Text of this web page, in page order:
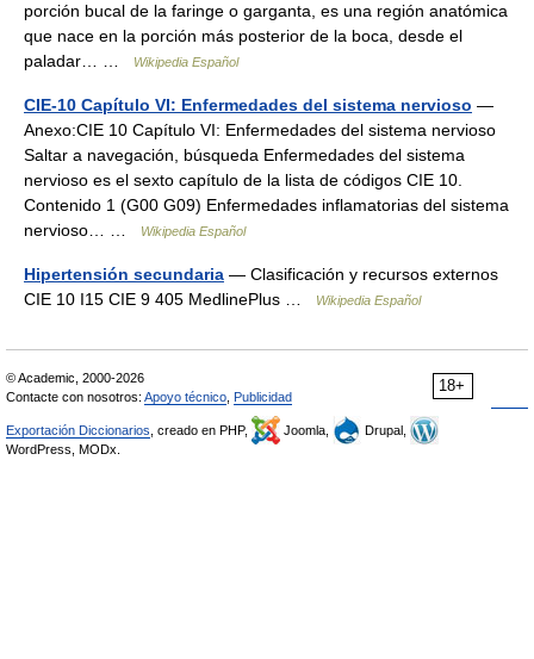
porción bucal de la faringe o garganta, es una región anatómica
que nace en la porción más posterior de la boca, desde el
paladar… …
Wikipedia Español
CIE-10 Capítulo VI: Enfermedades del sistema nervioso —
Anexo:CIE 10 Capítulo VI: Enfermedades del sistema nervioso
Saltar a navegación, búsqueda Enfermedades del sistema
nervioso es el sexto capítulo de la lista de códigos CIE 10.
Contenido 1 (G00 G09) Enfermedades inflamatorias del sistema
nervioso… …
Wikipedia Español
Hipertensión secundaria — Clasificación y recursos externos
CIE 10 I15 CIE 9 405 MedlinePlus …
Wikipedia Español
18+
© Academic, 2000-2026
Contacte con nosotros: Apoyo técnico Publicidad
Exportación Diccionarios , creado en PHP, Joomla,
Drupal,
WordPress, MODx.